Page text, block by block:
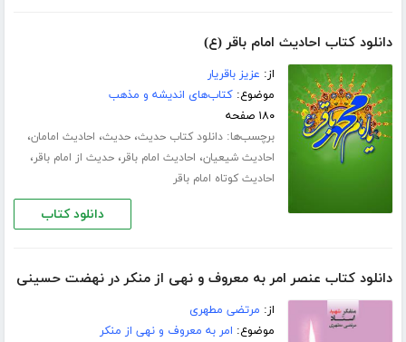
دانلود کتاب احادیث امام باقر (ع)
از: عزیز باقریار
موضوع:کتاب‌های اندیشه و مذهب
۱۸۰ صفحه
برچسب‌ها:دانلود کتاب حدیث،حدیث، احادیث امامان،
احادیث شیعیان، احادیث امام باقر،حدیث از امام باقر،
احادیث کوتاه امام باقر
دانلود کتاب
دانلود کتاب عنصر امر به معروف و نهی از منکر در نهضت حسینی
از: مرتضی مطهری
موضوع: امر به معروف و نهی از منکر